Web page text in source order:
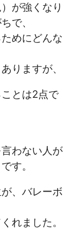
が強くなり
で、
めにどんな
りますが、
とは2点で
わない人が
す。
、バレーボ
れました。